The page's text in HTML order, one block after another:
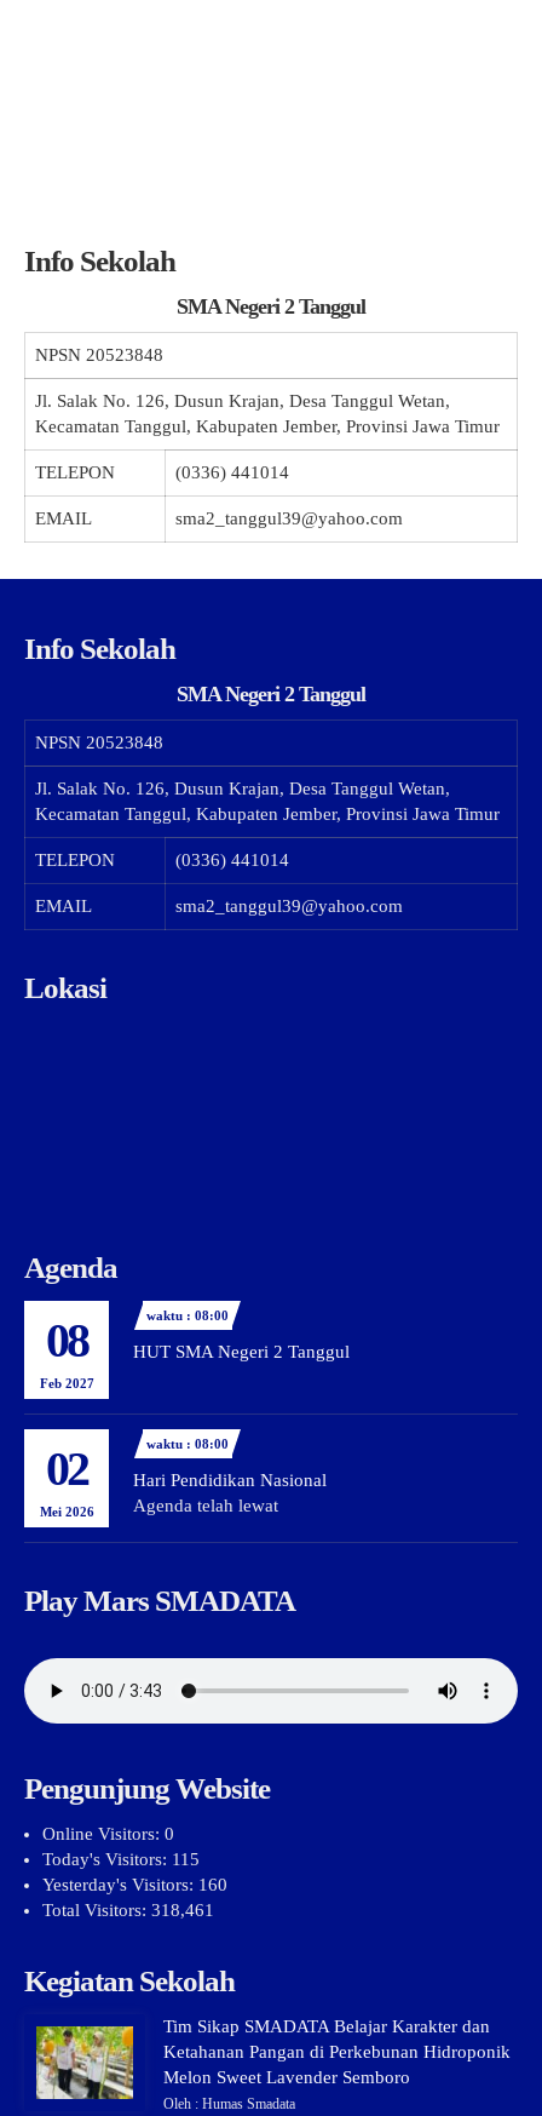
Info Sekolah
SMA Negeri 2 Tanggul
NPSN 20523848
Jl. Salak No. 126, Dusun Krajan, Desa Tanggul Wetan,
Kecamatan Tanggul, Kabupaten Jember, Provinsi Jawa Timur
TELEPON (0336) 441014
EMAIL sma2_tanggul39@yahoo.com
Info Sekolah
SMA Negeri 2 Tanggul
NPSN 20523848
Jl. Salak No. 126, Dusun Krajan, Desa Tanggul Wetan,
Kecamatan Tanggul, Kabupaten Jember, Provinsi Jawa Timur
TELEPON (0336) 441014
EMAIL sma2_tanggul39@yahoo.com
Lokasi
Agenda
08
Feb 2027
waktu : 08:00
HUT SMA Negeri 2 Tanggul
02
Mei 2026
waktu : 08:00
Hari Pendidikan Nasional
Agenda telah lewat
Play Mars SMADATA
Pengunjung Website
Online Visitors: 0
Today's Visitors: 115
Yesterday's Visitors: 160
Total Visitors: 318,461
Kegiatan Sekolah
Tim Sikap SMADATA Belajar Karakter dan
Ketahanan Pangan di Perkebunan Hidroponik
Melon Sweet Lavender Semboro
Oleh : Humas Smadata